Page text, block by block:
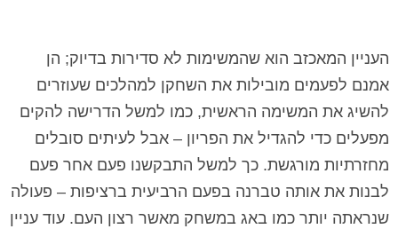
העניין המאכזב הוא שהמשימות לא סדירות בדיוק; הן
אמנם לפעמים מובילות את השחקן למהלכים שעוזרים
להשיג את המשימה הראשית, כמו למשל הדרישה להקים
מפעלים כדי להגדיל את הפריון – אבל לעיתים סובלים
מחזרתיות מורגשת. כך למשל התבקשנו פעם אחר פעם
לבנות את אותה טברנה בפעם הרביעית ברציפות – פעולה
שנראתה יותר כמו באג במשחק מאשר רצון העם. עוד עניין